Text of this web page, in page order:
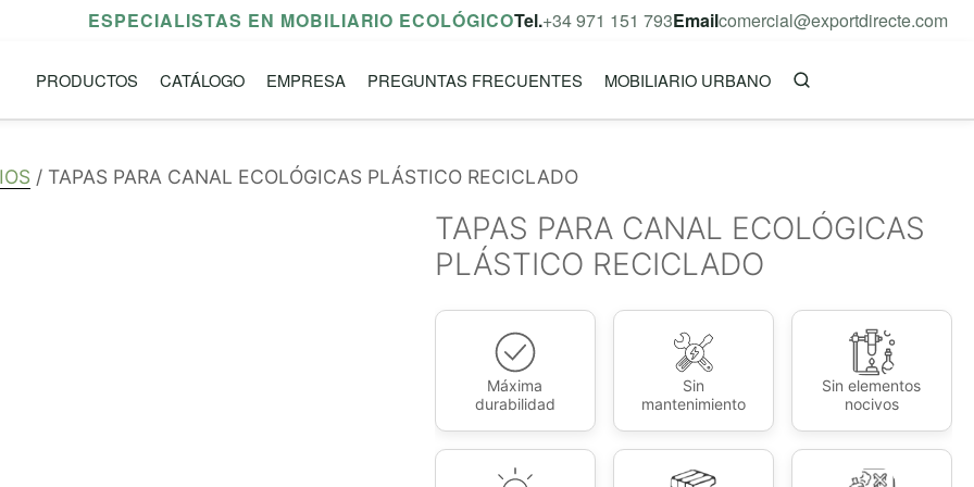
ESPECIALISTAS EN MOBILIARIO ECOLÓGICOTel.+34 971 151 793Emailcomercial@exportdirecte.com
PRODUCTOS CATÁLOGO EMPRESA PREGUNTAS FRECUENTES MOBILIARIO URBANO
/ TAPAS PARA CANAL ECOLÓGICAS PLÁSTICO RECICLADO
TAPAS PARA CANAL ECOLÓGICAS
PLÁSTICO RECICLADO
Máxima
durabilidad
Sin
mantenimiento
Sin elementos
nocivos